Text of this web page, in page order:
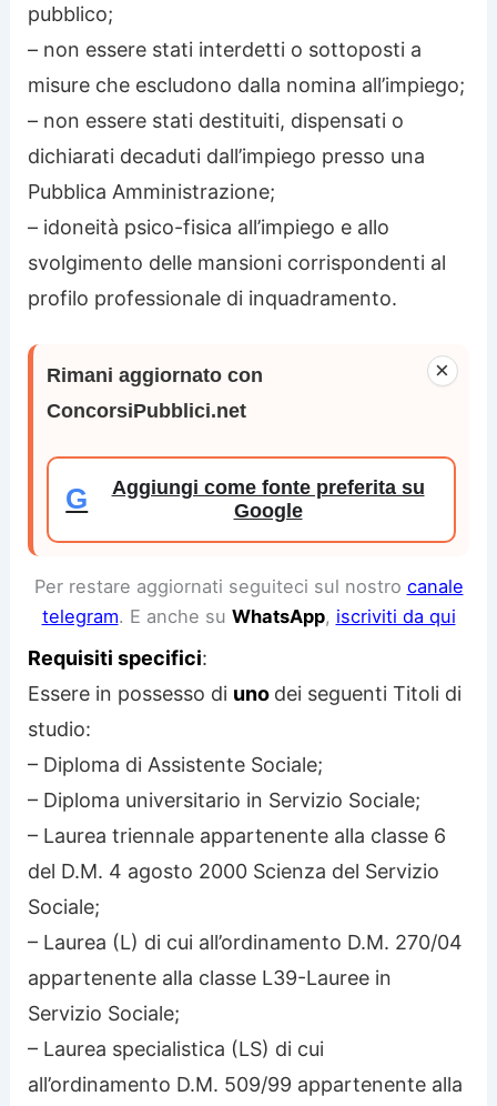
pubblico;
– non essere stati interdetti o sottoposti a
misure che escludono dalla nomina all’impiego;
– non essere stati destituiti, dispensati o
dichiarati decaduti dall’impiego presso una
Pubblica Amministrazione;
– idoneità psico-fisica all’impiego e allo
svolgimento delle mansioni corrispondenti al
profilo professionale di inquadramento.
×
Rimani aggiornato con
ConcorsiPubblici.net
G
Aggiungi come fonte preferita su
Google
Per restare aggiornati seguiteci sul nostro canale
telegram. E anche su WhatsApp, iscriviti da qui
Requisiti specifici:
Essere in possesso di uno dei seguenti Titoli di
studio:
– Diploma di Assistente Sociale;
– Diploma universitario in Servizio Sociale;
– Laurea triennale appartenente alla classe 6
del D.M. 4 agosto 2000 Scienza del Servizio
Sociale;
– Laurea (L) di cui all’ordinamento D.M. 270/04
appartenente alla classe L39-Lauree in
Servizio Sociale;
– Laurea specialistica (LS) di cui
all’ordinamento D.M. 509/99 appartenente alla